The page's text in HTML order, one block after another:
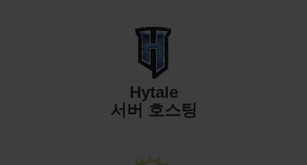
Hytale
서버 호스팅